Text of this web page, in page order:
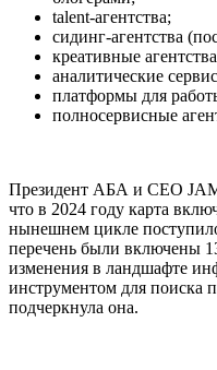
talent-агентства;
сидинг-агентства
креативные
аналитические
платформы для
полносервисные
Президент АБА и CEO
что в 2024 году карта
нынешнем цикле
перечень были включены
изменения в ландшафте
инструментом для поиска
подчеркнула она.